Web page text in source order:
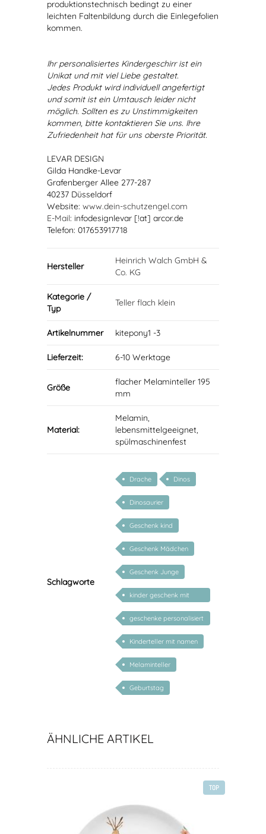
produktionstechnisch bedingt zu einer
leichten Faltenbildung durch die Einlegefolien
kommen.
Ihr personalisiertes Kindergeschirr ist ein
Unikat und mit viel Liebe gestaltet.
Jedes Produkt wird individuell angefertigt
und somit ist ein Umtausch leider nicht
möglich. Sollten es zu Unstimmigkeiten
kommen, bitte kontaktieren Sie uns. Ihre
Zufriedenheit hat für uns oberste Priorität.
LEVAR DESIGN
Gilda Handke-Levar
Grafenberger Allee 277-287
40237 Düsseldorf
Website: www.dein-schutzengel.com
E-Mail: infodesignlevar [!at] arcor.de
Telefon: 017653917718
Hersteller
Heinrich Walch GmbH &
Co. KG
Kategorie /
Typ
Teller flach klein
Artikelnummer kitepony1 -3
Lieferzeit: 6-10 Werktage
Größe
flacher Melaminteller 195
mm
Material:
Melamin,
lebensmittelgeeignet,
spülmaschinenfest
Schlagworte
Drache Dinos
Dinosaurier
Geschenk kind
Geschenk Mädchen
Geschenk Junge
kinder geschenk mit
namen
geschenke personalisiert
kinder
Kinderteller mit namen
Melaminteller
Geburtstag
ÄHNLICHE ARTIKEL
TOP